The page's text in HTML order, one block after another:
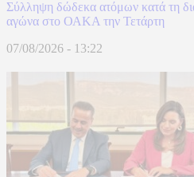
Σύλληψη δώδεκα ατόμων κατά τη
αγώνα στο ΟΑΚΑ την Τετάρτη
07/08/2026 - 13:22